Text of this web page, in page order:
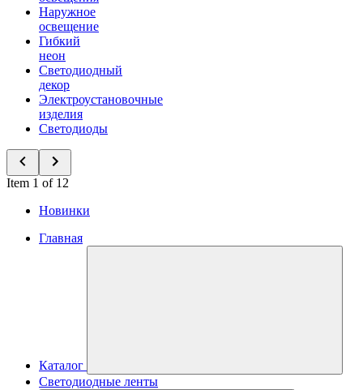
Наружное
освещение
Гибкий
неон
Светодиодный
декор
Электроустановочные
изделия
Светодиоды
Item 1 of 12
Новинки
Главная
Каталог
Светодиодные ленты